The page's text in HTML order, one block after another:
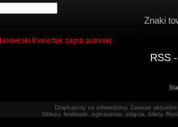
Norweski Kvelertak zagra autorski
Znaki
RSS
Dziękujemy za odwiedziny. Zawsze
Sklepy, festiwale, ogłoszenia, zdjęcia, bilety.